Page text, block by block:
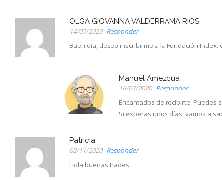
OLGA GIOVANNA VALDERRAMA RIOS
14/07/2020 Responder
Buen día, deseo inscribirme a la Fundación Index.
Manuel Amezcua
16/07/2020 Responder
Encantados de recibirte. Puedes
Si esperas unos días, vamos a
Patricia
03/11/2020 Responder
Hola buenas trades,